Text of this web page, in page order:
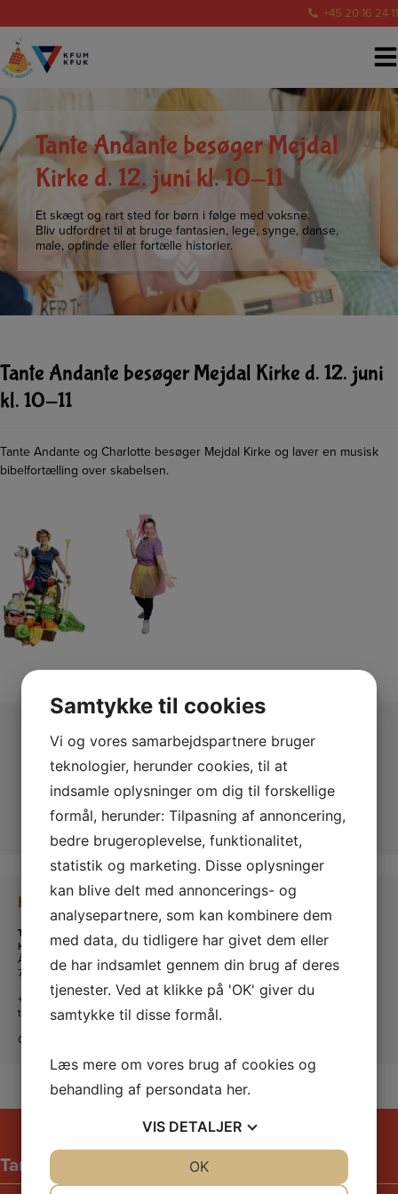
indholdet
+45 20 16 24 11
Tante Andante besøger Mejdal
Kirke d. 12. juni kl. 10-11
Et skægt og rart sted for børn i følge med voksne.
Bliv udfordret til at bruge fantasien, lege, synge, danse,
male, opfinde eller fortælle historier.
Tante Andante besøger Mejdal Kirke d. 12. juni
kl. 10-11
Tante Andante og Charlotte besøger Mejdal Kirke og laver en musisk
bibelfortælling over skabelsen.
Kontakt os
Tante Andante Hus
KFUM og KFUK i Lemvig
Ågade 5
7620 Lemvig
+45 20 16 24 11
tanteandante@kfum-kfuk.dk
CVR: 30771397
Tante Andantes hus
Samtykke til cookies
Vi og vores samarbejdspartnere bruger
teknologier, herunder cookies, til at
indsamle oplysninger om dig til forskellige
formål, herunder: Tilpasning af annoncering,
bedre brugeroplevelse, funktionalitet,
statistik og marketing. Disse oplysninger
kan blive delt med annoncerings- og
analysepartnere, som kan kombinere dem
med data, du tidligere har givet dem eller
de har indsamlet gennem din brug af deres
tjenester. Ved at klikke på 'OK' giver du
samtykke til disse formål.
Læs mere om vores brug af cookies og
behandling af persondata her.
VIS DETALJER
OK